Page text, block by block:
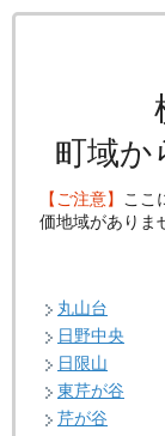
町域か
【ご注意】 ここ
価地域がありま
丸山台
日野中央
日限山
東芹が谷
芹が谷